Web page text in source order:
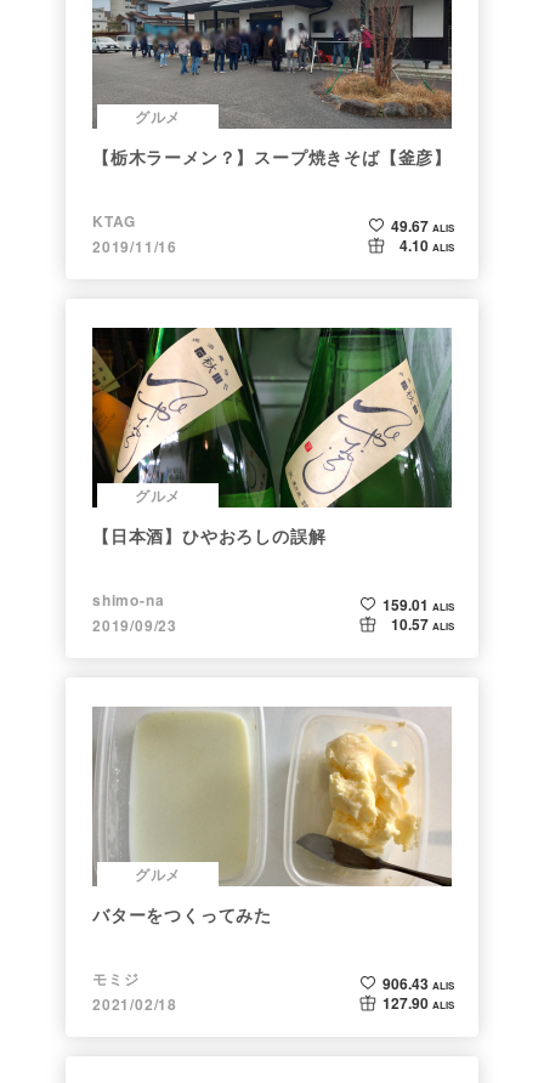
グルメ
【栃木ラーメン？】スープ焼きそば【釜彦】
KTAG
2019/11/16
49.67 ALIS
4.10 ALIS
グルメ
【日本酒】ひやおろしの誤解
shimo-na
2019/09/23
159.01 ALIS
10.57 ALIS
グルメ
バターをつくってみた
モミジ
2021/02/18
906.43 ALIS
127.90 ALIS